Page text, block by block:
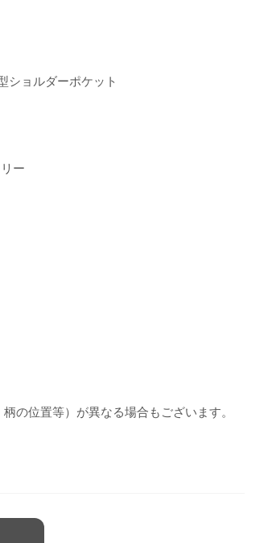
ショルダーポケット
ー
の位置等）が異なる場合もございます。